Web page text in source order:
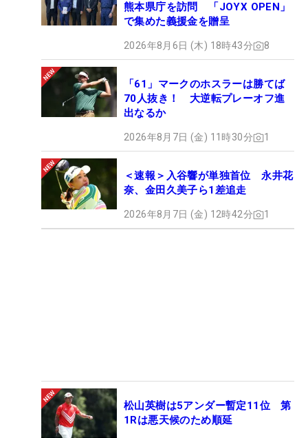
熊本県庁を訪問 「JOYX OPEN」
で集めた義援金を贈呈
2026年8月6日 (木) 18時43分 8
「61」マークのホスラーは勝てば
70人抜き！ 大逆転プレーオフ進
出なるか
2026年8月7日 (金) 11時30分 1
＜速報＞入谷響が単独首位 永井花
奈、金田久美子ら1差追走
2026年8月7日 (金) 12時42分 1
松山英樹は5アンダー暫定11位 第
1Rは悪天候のため順延